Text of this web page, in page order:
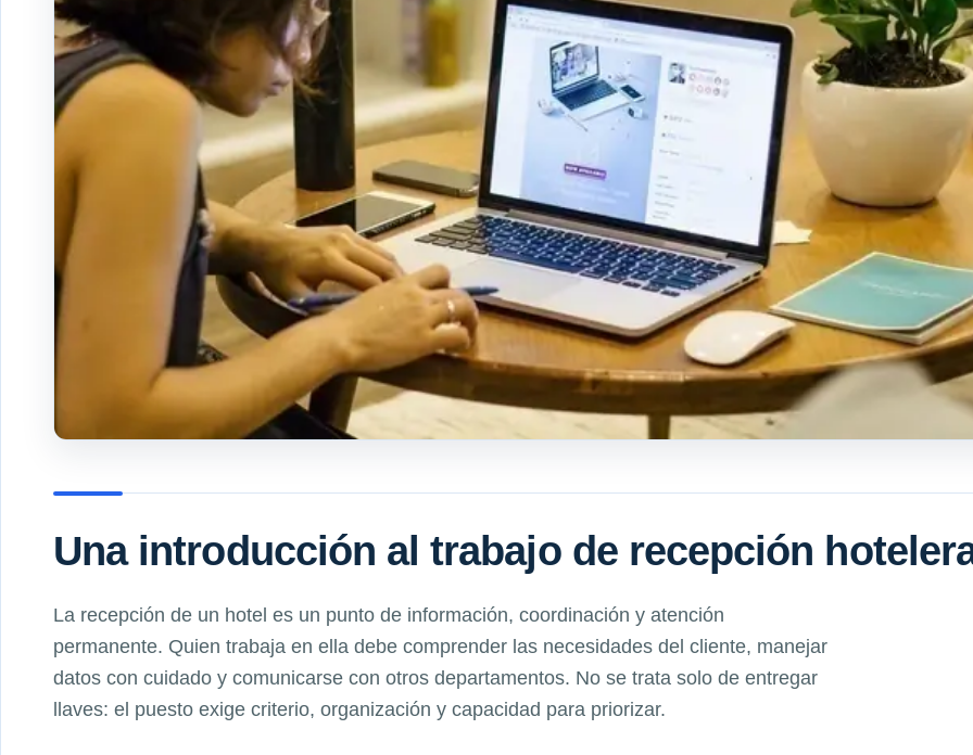
Una introducción al trabajo de recepción
La recepción de un hotel es un punto de información, coordinación y atención
permanente. Quien trabaja en ella debe comprender las necesidades del cliente, manejar
datos con cuidado y comunicarse con otros departamentos. No se trata solo de entregar
llaves: el puesto exige criterio, organización y capacidad para priorizar.